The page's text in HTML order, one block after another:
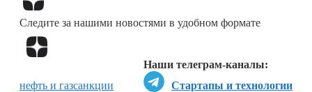
Следите за нашими новостями в удобном формате
Наши телеграм-каналы:
Стартапы и технологии
нефть и газсанкции